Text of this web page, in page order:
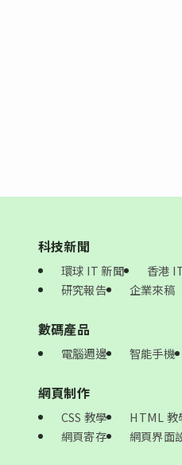
科技新聞
環球 IT 新聞 香港
研究報告
企業來稿
數碼產品
電腦週邊 智能手機
網頁制作
CSS 教學 HTML 教
網頁寄存
網頁界面